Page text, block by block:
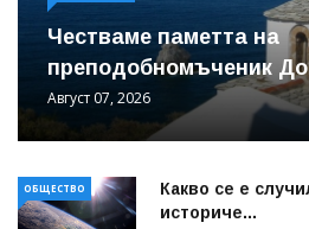
Честваме паметта на
преподобномъченик
Август 07, 2026
ОБЩЕСТВО
Какво се е
историче...